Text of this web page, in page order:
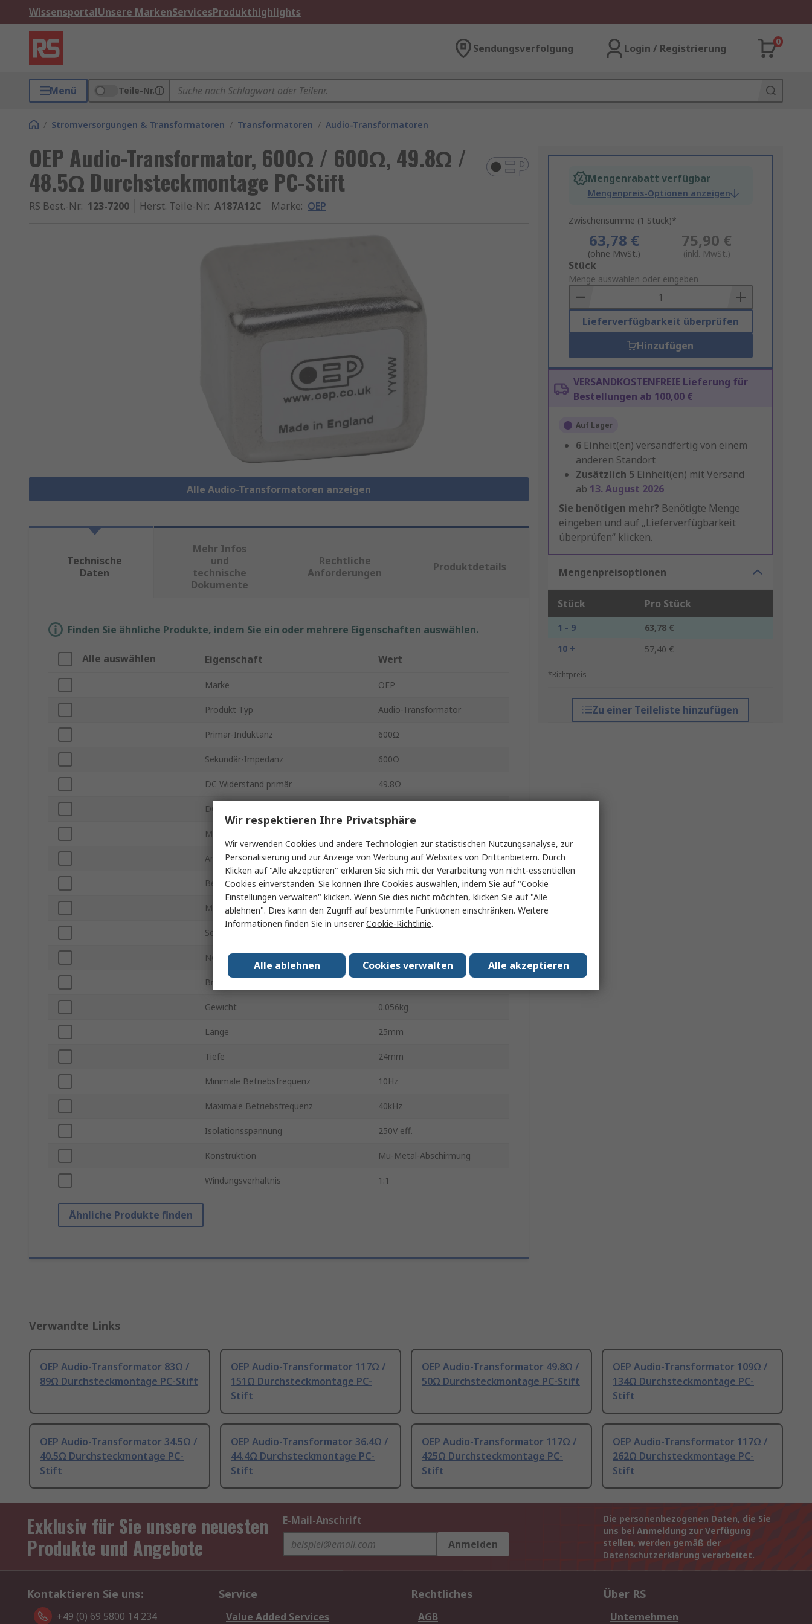
WissensportalUnsere MarkenServicesProdukthighlights
Sendungsverfolgung Login / Registrierung
0
Menü Teile-Nr.
/ Stromversorgungen & Transformatoren / Transformatoren / Audio-Transformatoren
OEP Audio-Transformator, 600Ω / 600Ω, 49.8Ω /
48.5Ω Durchsteckmontage PC-Stift
RS Best.-Nr.: 123-7200 Herst. Teile-Nr.: A187A12C Marke: OEP
Alle Audio-Transformatoren anzeigen
Mengenrabatt verfügbar
Mengenpreis-Optionen anzeigen
Zwischensumme (1 Stück)*
63,78 €
(ohne MwSt.)
75,90 €
(inkl. MwSt.)
Add
to
Basket
Stück
Menge auswählen oder eingeben
Lieferverfügbarkeit überprüfen
Hinzufügen
VERSANDKOSTENFREIE Lieferung für
Bestellungen ab 100,00 €
Auf Lager
6 Einheit(en) versandfertig von einem
anderen Standort
Zusätzlich 5 Einheit(en) mit Versand
ab 13. August 2026
Sie benötigen mehr? Benötigte Menge
eingeben und auf „Lieferverfügbarkeit
überprüfen“ klicken.
Mengenpreisoptionen
Stück Pro Stück
1 - 9
63,78 €
10 +
57,40 €
*Richtpreis
Zu einer Teileliste hinzufügen
Technische
Daten
Mehr Infos
und
technische
Dokumente
Rechtliche
Anforderungen
Produktdetails
Finden Sie ähnliche Produkte, indem Sie ein oder mehrere Eigenschaften auswählen.
Alle auswählen Eigenschaft Wert
Marke OEP
Produkt Typ Audio-Transformator
Primär-Induktanz 600Ω
Sekundär-Impedanz 600Ω
DC Widerstand primär 49.8Ω
DC Widerstand sekundär
Montageart
Anschlusstyp PC-Stift
Betriebstemperatur min. -20°C
Maximale Betriebstemperatur 70°C
Serie
Normen/Zulassungen
Breite
Gewicht 0.056kg
Länge 25mm
Tiefe 24mm
Minimale Betriebsfrequenz 10Hz
Maximale Betriebsfrequenz 40kHz
Isolationsspannung 250V eff.
Konstruktion Mu-Metal-Abschirmung
Windungsverhältnis 1:1
Ähnliche Produkte finden
Verwandte Links
OEP Audio-Transformator 83Ω /
89Ω Durchsteckmontage PC-Stift
OEP Audio-Transformator 117Ω /
151Ω Durchsteckmontage PC-
Stift
OEP Audio-Transformator 49.8Ω /
50Ω Durchsteckmontage PC-Stift
OEP Audio-Transformator 109Ω /
134Ω Durchsteckmontage PC-
Stift
OEP Audio-Transformator 34.5Ω /
40.5Ω Durchsteckmontage PC-
Stift
OEP Audio-Transformator 36.4Ω /
44.4Ω Durchsteckmontage PC-
Stift
OEP Audio-Transformator 117Ω /
425Ω Durchsteckmontage PC-
Stift
OEP Audio-Transformator 117Ω /
262Ω Durchsteckmontage PC-
Stift
Exklusiv für Sie unsere neuesten
Produkte und Angebote
E-Mail-Anschrift
Anmelden
Die personenbezogenen Daten, die Sie
uns bei Anmeldung zur Verfügung
stellen, werden gemäß der
Datenschutzerklärung verarbeitet.
Kontaktieren Sie uns:
+49 (0) 69 5800 14 234
Service
Value Added Services
Rechtliches
AGB
Über RS
Unternehmen
Wir respektieren Ihre Privatsphäre
Wir verwenden Cookies und andere Technologien zur statistischen Nutzungsanalyse, zur
Personalisierung und zur Anzeige von Werbung auf Websites von Drittanbietern. Durch
Klicken auf "Alle akzeptieren" erklären Sie sich mit der Verarbeitung von nicht-essentiellen
Cookies einverstanden. Sie können Ihre Cookies auswählen, indem Sie auf "Cookie
Einstellungen verwalten" klicken. Wenn Sie dies nicht möchten, klicken Sie auf "Alle
ablehnen". Dies kann den Zugriff auf bestimmte Funktionen einschränken. Weitere
Informationen finden Sie in unsererCookie-Richtlinie.
Alle akzeptieren
Cookies verwalten
Alle ablehnen